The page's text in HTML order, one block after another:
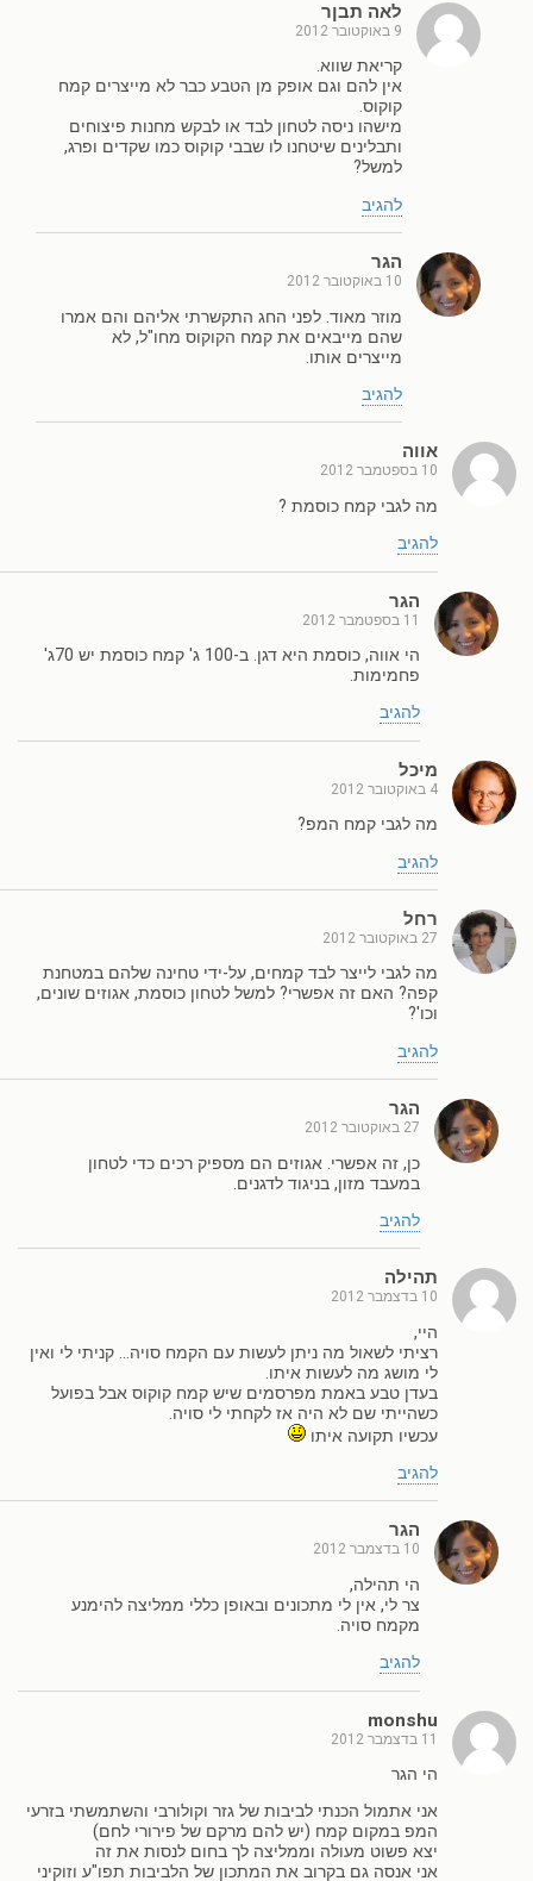
לאה תבןר
9 באוקטובר 2012
קריאת שווא.
אין להם וגם אופק מן הטבע כבר לא מייצרים קמח
קוקוס.
מישהו ניסה לטחון לבד או לבקש מחנות פיצוחים
ותבלינים שיטחנו לו שבבי קוקוס כמו שקדים ופרג,
למשל?
להגיב
הגר
10 באוקטובר 2012
מוזר מאוד. לפני החג התקשרתי אליהם והם אמרו
שהם מייבאים את קמח הקוקוס מחו"ל, לא
מייצרים אותו.
להגיב
אווה
10 בספטמבר 2012
מה לגבי קמח כוסמת ?
להגיב
הגר
11 בספטמבר 2012
הי אווה, כוסמת היא דגן. ב-100 ג' קמח כוסמת יש 70ג'
פחמימות.
להגיב
מיכל
4 באוקטובר 2012
מה לגבי קמח המפ?
להגיב
רחל
27 באוקטובר 2012
מה לגבי לייצר לבד קמחים, על-ידי טחינה שלהם במטחנת
קפה? האם זה אפשרי? למשל לטחון כוסמת, אגוזים שונים,
וכו'?
להגיב
הגר
27 באוקטובר 2012
כן, זה אפשרי. אגוזים הם מספיק רכים כדי לטחון
במעבד מזון, בניגוד לדגנים.
להגיב
תהילה
10 בדצמבר 2012
היי,
רציתי לשאול מה ניתן לעשות עם הקמח סויה… קניתי לי ואין
לי מושג מה לעשות איתו.
בעדן טבע באמת מפרסמים שיש קמח קוקוס אבל בפועל
כשהייתי שם לא היה אז לקחתי לי סויה.
עכשיו תקועה איתו
להגיב
הגר
10 בדצמבר 2012
הי תהילה,
צר לי, אין לי מתכונים ובאופן כללי ממליצה להימנע
מקמח סויה.
להגיב
monshu
11 בדצמבר 2012
הי הגר
אני אתמול הכנתי לביבות של גזר וקולורבי והשתמשתי בזרעי
המפ במקום קמח (יש להם מרקם של פירורי לחם)
יצא פשוט מעולה וממליצה לך בחום לנסות את זה
אני אנסה גם בקרוב את המתכון של הלביבות תפו"ע וזוקיני